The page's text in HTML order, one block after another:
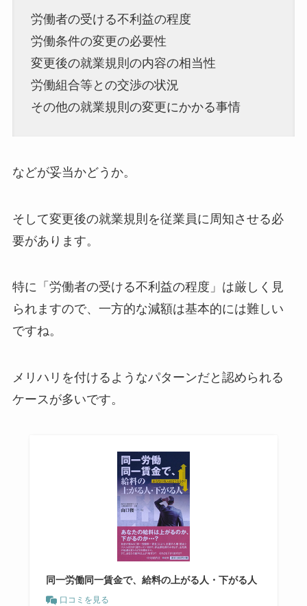
労働者の受ける不利益の程度
労働条件の変更の必要性
変更後の就業規則の内容の相当性
労働組合等との交渉の状況
その他の就業規則の変更にかかる事情
などが妥当かどうか。
そして変更後の就業規則を従業員に周知させる必
要があります。
特に「労働者の受ける不利益の程度」は厳しく見
られますので、一方的な減額は基本的には難しい
ですね。
メリハリを付けるようなパターンだと認められる
ケースが多いです。
同一労働同一賃金で、給料の上がる人・下がる人
口コミを見る